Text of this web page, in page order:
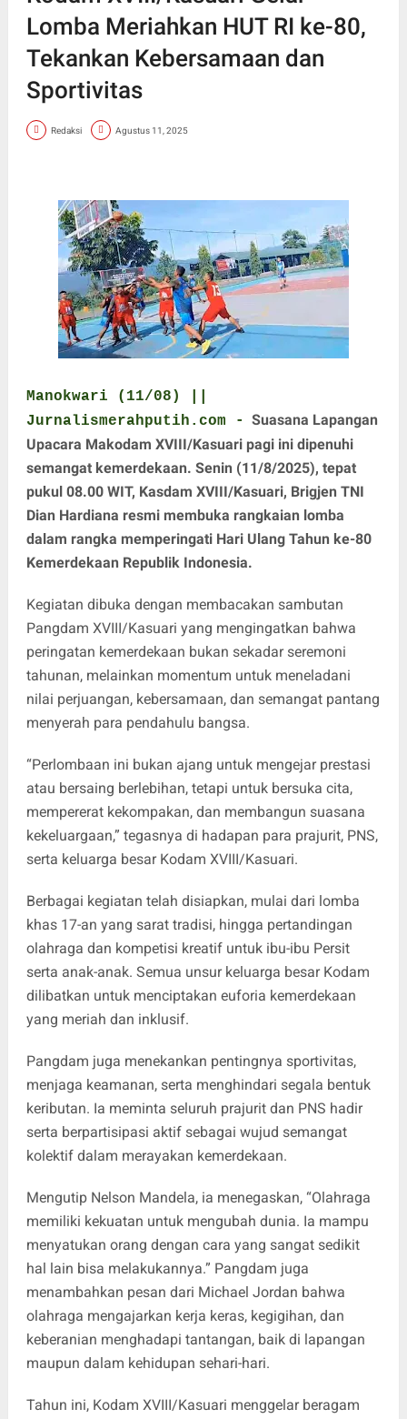
Lomba Meriahkan HUT RI ke-80,
Tekankan Kebersamaan dan
Sportivitas
Redaksi Agustus 11, 2025
Manokwari (11/08) ||
Jurnalismerahputih.com -
Suasana Lapangan
Upacara Makodam XVIII/Kasuari pagi ini dipenuhi
semangat kemerdekaan. Senin (11/8/2025), tepat
pukul 08.00 WIT, Kasdam XVIII/Kasuari, Brigjen TNI
Dian Hardiana resmi membuka rangkaian lomba
dalam rangka memperingati Hari Ulang Tahun ke-80
Kemerdekaan Republik Indonesia.
Kegiatan dibuka dengan membacakan sambutan
Pangdam XVIII/Kasuari yang mengingatkan bahwa
peringatan kemerdekaan bukan sekadar seremoni
tahunan, melainkan momentum untuk meneladani
nilai perjuangan, kebersamaan, dan semangat pantang
menyerah para pendahulu bangsa.
“Perlombaan ini bukan ajang untuk mengejar prestasi
atau bersaing berlebihan, tetapi untuk bersuka cita,
mempererat kekompakan, dan membangun suasana
kekeluargaan,” tegasnya di hadapan para prajurit, PNS,
serta keluarga besar Kodam XVIII/Kasuari.
Berbagai kegiatan telah disiapkan, mulai dari lomba
khas 17-an yang sarat tradisi, hingga pertandingan
olahraga dan kompetisi kreatif untuk ibu-ibu Persit
serta anak-anak. Semua unsur keluarga besar Kodam
dilibatkan untuk menciptakan euforia kemerdekaan
yang meriah dan inklusif.
Pangdam juga menekankan pentingnya sportivitas,
menjaga keamanan, serta menghindari segala bentuk
keributan. Ia meminta seluruh prajurit dan PNS hadir
serta berpartisipasi aktif sebagai wujud semangat
kolektif dalam merayakan kemerdekaan.
Mengutip Nelson Mandela, ia menegaskan, “Olahraga
memiliki kekuatan untuk mengubah dunia. Ia mampu
menyatukan orang dengan cara yang sangat sedikit
hal lain bisa melakukannya.” Pangdam juga
menambahkan pesan dari Michael Jordan bahwa
olahraga mengajarkan kerja keras, kegigihan, dan
keberanian menghadapi tantangan, baik di lapangan
maupun dalam kehidupan sehari-hari.
Tahun ini, Kodam XVIII/Kasuari menggelar beragam